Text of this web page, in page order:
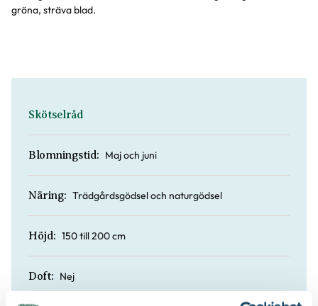
gröna, sträva blad.
Skötselråd
Blomningstid: Maj och juni
Näring: Trädgårdsgödsel och naturgödsel
Höjd: 150 till 200 cm
Doft: Nej